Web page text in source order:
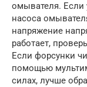
омывателя. Если
насоса
напряжение
работает,
Если форсунки
помощью
силах, лучше